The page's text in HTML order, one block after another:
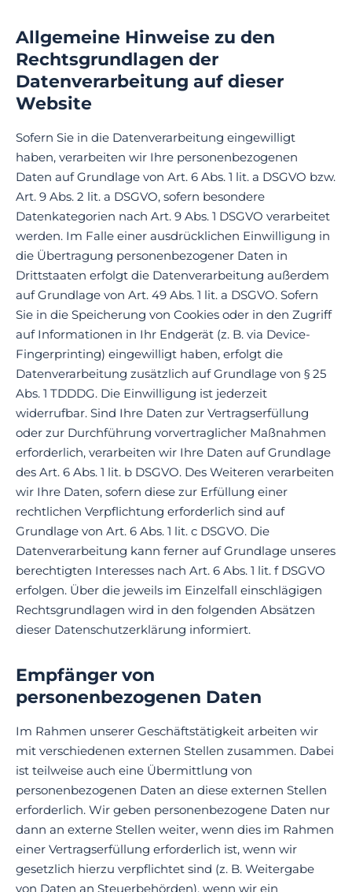
Allgemeine Hinweise zu den
Rechtsgrundlagen der
Datenverarbeitung auf dieser
Website
Sofern Sie in die Datenverarbeitung eingewilligt
haben, verarbeiten wir Ihre personenbezogenen
Daten auf Grundlage von Art. 6 Abs. 1 lit. a DSGVO bzw.
Art. 9 Abs. 2 lit. a DSGVO, sofern besondere
Datenkategorien nach Art. 9 Abs. 1 DSGVO verarbeitet
werden. Im Falle einer ausdrücklichen Einwilligung in
die Übertragung personenbezogener Daten in
Drittstaaten erfolgt die Datenverarbeitung außerdem
auf Grundlage von Art. 49 Abs. 1 lit. a DSGVO. Sofern
Sie in die Speicherung von Cookies oder in den Zugriff
auf Informationen in Ihr Endgerät (z. B. via Device-
Fingerprinting) eingewilligt haben, erfolgt die
Datenverarbeitung zusätzlich auf Grundlage von § 25
Abs. 1 TDDDG. Die Einwilligung ist jederzeit
widerrufbar. Sind Ihre Daten zur Vertragserfüllung
oder zur Durchführung vorvertraglicher Maßnahmen
erforderlich, verarbeiten wir Ihre Daten auf Grundlage
des Art. 6 Abs. 1 lit. b DSGVO. Des Weiteren verarbeiten
wir Ihre Daten, sofern diese zur Erfüllung einer
rechtlichen Verpflichtung erforderlich sind auf
Grundlage von Art. 6 Abs. 1 lit. c DSGVO. Die
Datenverarbeitung kann ferner auf Grundlage unseres
berechtigten Interesses nach Art. 6 Abs. 1 lit. f DSGVO
erfolgen. Über die jeweils im Einzelfall einschlägigen
Rechtsgrundlagen wird in den folgenden Absätzen
dieser Datenschutzerklärung informiert.
Empfänger von
personenbezogenen Daten
Im Rahmen unserer Geschäftstätigkeit arbeiten wir
mit verschiedenen externen Stellen zusammen. Dabei
ist teilweise auch eine Übermittlung von
personenbezogenen Daten an diese externen Stellen
erforderlich. Wir geben personenbezogene Daten nur
dann an externe Stellen weiter, wenn dies im Rahmen
einer Vertragserfüllung erforderlich ist, wenn wir
gesetzlich hierzu verpflichtet sind (z. B. Weitergabe
von Daten an Steuerbehörden), wenn wir ein